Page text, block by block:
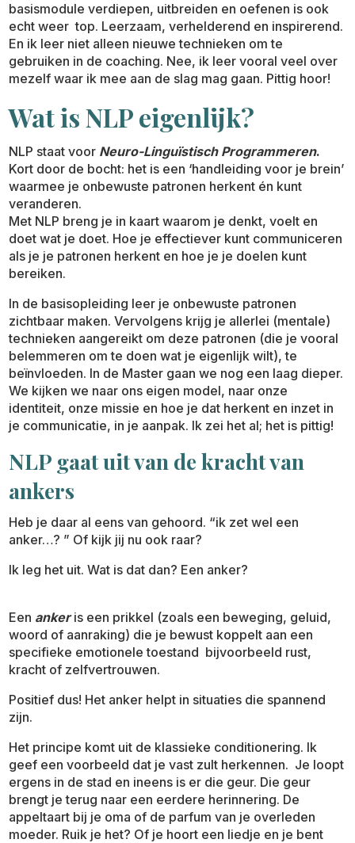
basismodule verdiepen, uitbreiden en oefenen is ook
echt weer top. Leerzaam, verhelderend en inspirerend.
En ik leer niet alleen nieuwe technieken om te
gebruiken in de coaching. Nee, ik leer vooral veel over
mezelf waar ik mee aan de slag mag gaan. Pittig hoor!
Wat is NLP eigenlijk?
NLP staat voor Neuro-Linguïstisch Programmeren.
Kort door de bocht: het is een ‘handleiding voor je brein’
waarmee je onbewuste patronen herkent én kunt
veranderen.
Met NLP breng je in kaart waarom je denkt, voelt en
doet wat je doet. Hoe je effectiever kunt communiceren
als je je patronen herkent en hoe je je doelen kunt
bereiken.
In de basisopleiding leer je onbewuste patronen
zichtbaar maken. Vervolgens krijg je allerlei (mentale)
technieken aangereikt om deze patronen (die je vooral
belemmeren om te doen wat je eigenlijk wilt), te
beïnvloeden. In de Master gaan we nog een laag dieper.
We kijken we naar ons eigen model, naar onze
identiteit, onze missie en hoe je dat herkent en inzet in
je communicatie, in je aanpak. Ik zei het al; het is pittig!
NLP gaat uit van de kracht van
ankers
Heb je daar al eens van gehoord. “ik zet wel een
anker…? ” Of kijk jij nu ook raar?
Ik leg het uit. Wat is dat dan? Een anker?
Een anker is een prikkel (zoals een beweging, geluid,
woord of aanraking) die je bewust koppelt aan een
specifieke emotionele toestand bijvoorbeeld rust,
kracht of zelfvertrouwen.
Positief dus! Het anker helpt in situaties die spannend
zijn.
Het principe komt uit de klassieke conditionering. Ik
geef een voorbeeld dat je vast zult herkennen. Je loopt
ergens in de stad en ineens is er die geur. Die geur
brengt je terug naar een eerdere herinnering. De
appeltaart bij je oma of de parfum van je overleden
moeder. Ruik je het? Of je hoort een liedje en je bent